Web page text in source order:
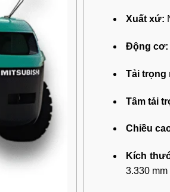
Xuất xứ:
Động cơ:
Tải trọng
Tâm tải
Chiều
Kích
3.330 mm